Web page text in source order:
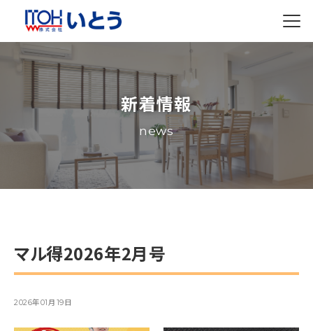
新着情報
news
マル得2026年2月号
2026年01月19日